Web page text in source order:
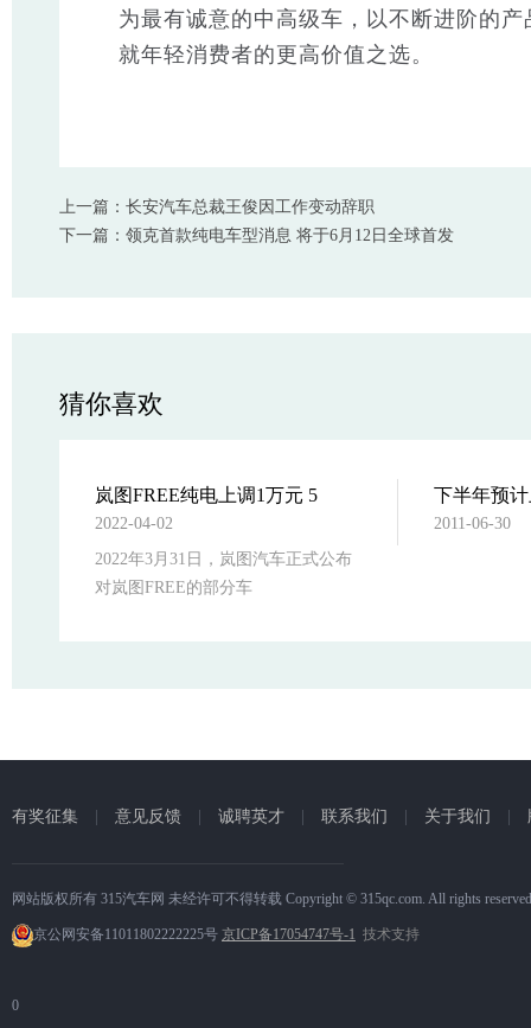
为最有诚意的中高级车，以不断进阶的
就年轻消费者的更高价值之选。
上一篇：长安汽车总裁王俊因工作变动辞职
下一篇：领克首款纯电车型消息 将于6月12日全球首发
猜你喜欢
岚图FREE纯电上调1万元 5
2022-04-02
2022年3月31日，岚图汽车正式公布
对岚图FREE的部分车
2011-06-30
有奖征集 意见反馈 诚聘英才 联系我们 关于我们
网站版权所有 315汽车网 未经许可不得转载 Copyright © 315qc.com. All rights
京公网安备11011802222225号 京ICP备17054747号-1 技术支持
0